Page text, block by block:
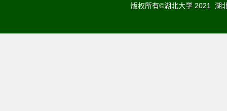
版权所有©湖北大学 2021 湖